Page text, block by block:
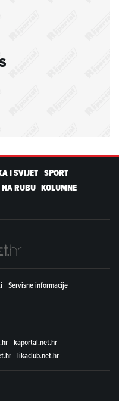
I SVIJET SPORT
NA RUBU KOLUMNE
Servisne informacije
kaportal.net.hr
likaclub.net.hr